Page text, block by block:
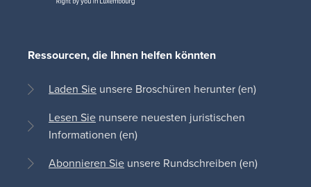
Ressourcen, die Ihnen helfen könnten
Laden Sie unsere Broschüren herunter (en)
Lesen Sie nunsere neuesten juristischen
Informationen (en)
Abonnieren Sie unsere Rundschreiben (en)